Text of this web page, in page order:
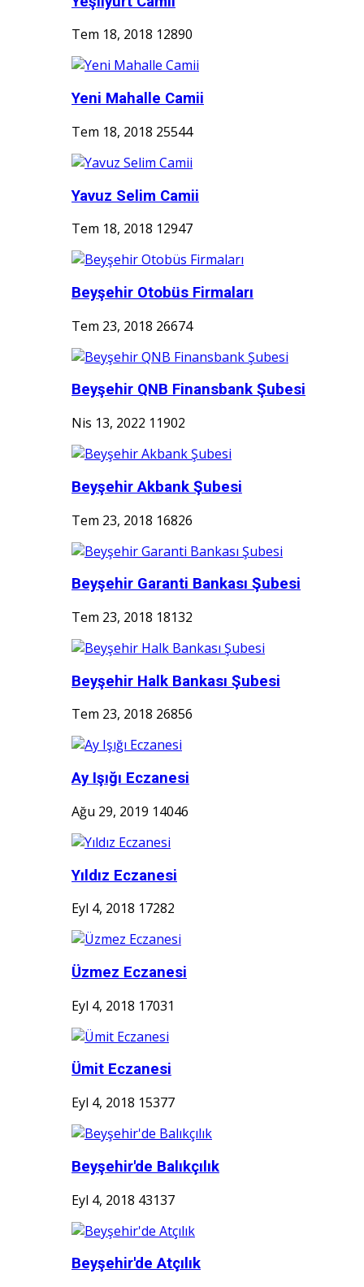
Tem 18, 2018 12890
Yeni Mahalle Camii
Tem 18, 2018 25544
Yavuz Selim Camii
Tem 18, 2018 12947
Beyşehir Otobüs Firmaları
Tem 23, 2018 26674
Beyşehir QNB Finansbank Şubesi
Nis 13, 2022 11902
Beyşehir Akbank Şubesi
Tem 23, 2018 16826
Beyşehir Garanti Bankası Şubesi
Tem 23, 2018 18132
Beyşehir Halk Bankası Şubesi
Tem 23, 2018 26856
Ay Işığı Eczanesi
Ağu 29, 2019 14046
Yıldız Eczanesi
Eyl 4, 2018 17282
Üzmez Eczanesi
Eyl 4, 2018 17031
Ümit Eczanesi
Eyl 4, 2018 15377
Beyşehir'de Balıkçılık
Eyl 4, 2018 43137
Beyşehir'de Atçılık